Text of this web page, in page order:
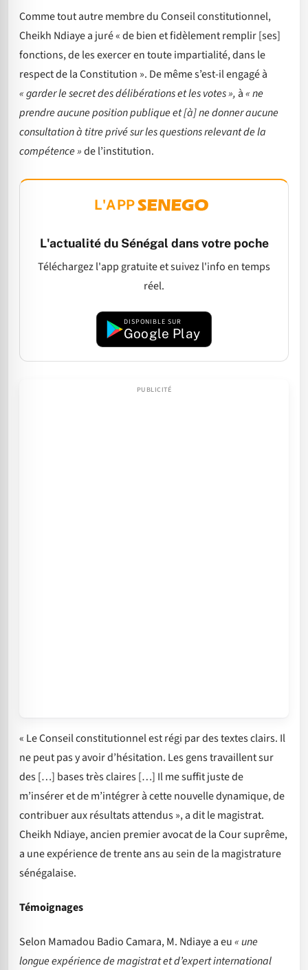
Comme tout autre membre du Conseil constitutionnel,
Cheikh Ndiaye a juré « de bien et fidèlement remplir [ses]
fonctions, de les exercer en toute impartialité, dans le
respect de la Constitution ». De même s’est-il engagé à
« garder le secret des délibérations et les votes »,à« ne
prendre aucune position publique et [à] ne donner aucune
consultation à titre privé sur les questions relevant de la
compétence »de l’institution.
L'APP
L'actualité du Sénégal dans votre poche
Téléchargez l'app gratuite et suivez l'info en temps
réel.
DISPONIBLE SUR
Google Play
« Le Conseil constitutionnel est régi par des textes clairs. Il
ne peut pas y avoir d’hésitation. Les gens travaillent sur
des […] bases très claires […] Il me suffit juste de
m’insérer et de m’intégrer à cette nouvelle dynamique, de
contribuer aux résultats attendus », a dit le magistrat.
Cheikh Ndiaye, ancien premier avocat de la Cour suprême,
a une expérience de trente ans au sein de la magistrature
sénégalaise.
Témoignages
Selon Mamadou Badio Camara, M. Ndiaye a eu« une
longue expérience de magistrat et d’expert international